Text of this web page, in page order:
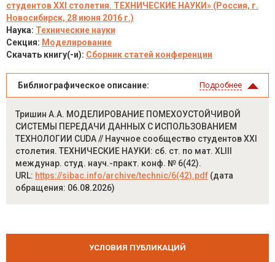
студентов XXI столетия. ТЕХНИЧЕСКИЕ НАУКИ» (Россия, г.
Новосибирск, 28 июня 2016 г.)
Наука: Технические науки
Секция: Моделирование
Скачать книгу(-и): Сборник статей конференции
Библиографическое описание: Подробнее
Тришин А.А. МОДЕЛИРОВАНИЕ ПОМЕХОУСТОЙЧИВОЙ
СИСТЕМЫ ПЕРЕДАЧИ ДАННЫХ С ИСПОЛЬЗОВАНИЕМ
ТЕХНОЛОГИИ CUDA // Научное сообщество студентов XXI
столетия. ТЕХНИЧЕСКИЕ НАУКИ: сб. ст. по мат. XLIII
междунар. студ. науч.-практ. конф. № 6(42).
URL: https://sibac.info/archive/technic/6(42).pdf (дата
обращения: 06.08.2026)
УСЛОВИЯ ПУБЛИКАЦИЙ